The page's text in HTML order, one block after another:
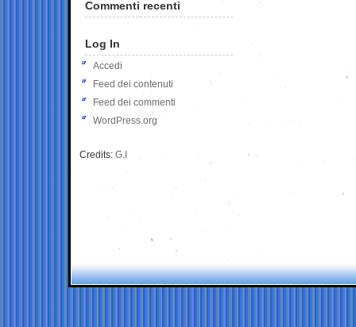
Commenti recenti
Log In
Accedi
Feed dei contenuti
Feed dei commenti
WordPress.org
Credits: G.I